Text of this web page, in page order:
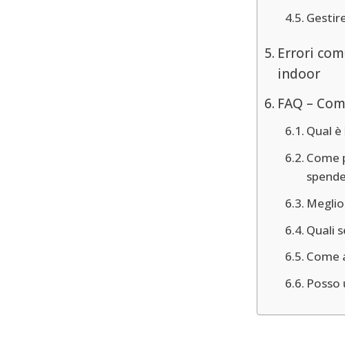
Errori
indoor
FAQ –
Qual
Come
Quali
Come